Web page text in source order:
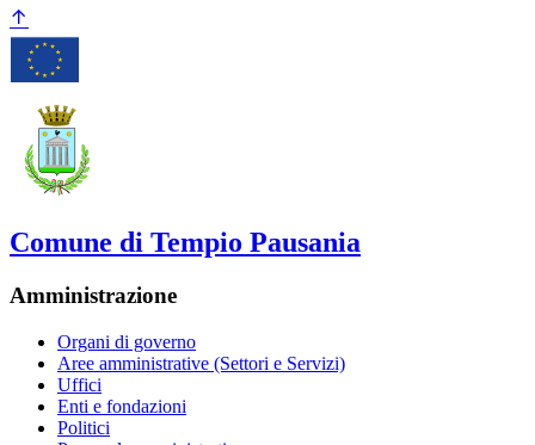
Comune di Tempio Pausania
Amministrazione
Organi di governo
Aree amministrative (Settori e Servizi)
Uffici
Enti e fondazioni
Politici